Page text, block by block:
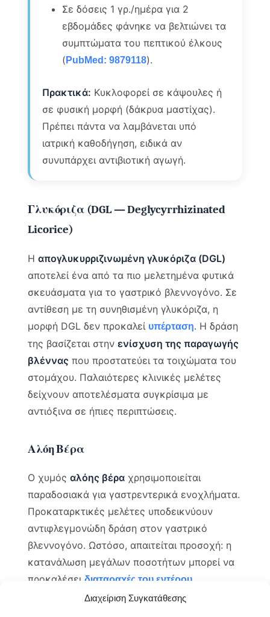
Διαχείριση Συγκατάθεσης
Σε δόσεις 1 γρ./ημέρα για 2
εβδομάδες φάνηκε να βελτιώνει τα
συμπτώματα του πεπτικού έλκους
( PubMed: 9879118).
Πρακτικά: Κυκλοφορεί σε κάψουλες ή
σε φυσική μορφή (δάκρυα μαστίχας).
Πρέπει πάντα να λαμβάνεται υπό
ιατρική καθοδήγηση, ειδικά αν
συνυπάρχει αντιβιοτική αγωγή.
Γλυκόριζα (DGL — Deglycyrrhizinated
Licorice)
Ηαπογλυκυρριζινωμένη γλυκόριζα (DGL)
αποτελεί ένα από τα πιο μελετημένα φυτικά
σκευάσματα για το γαστρικό βλεννογόνο. Σε
αντίθεση με τη συνηθισμένη γλυκόριζα, η
μορφή DGL δεν προκαλεί υπέρταση. Η δράση
της βασίζεται στηνενίσχυση της παραγωγής
βλέννας που προστατεύει τα τοιχώματα του
στομάχου. Παλαιότερες κλινικές μελέτες
δείχνουν αποτελέσματα συγκρίσιμα με
αντιόξινα σε ήπιες περιπτώσεις.
Αλόη Βέρα
Ο χυμόςαλόης βέρα χρησιμοποιείται
παραδοσιακά για γαστρεντερικά ενοχλήματα.
Προκαταρκτικές μελέτες υποδεικνύουν
αντιφλεγμονώδη δράση στον γαστρικό
βλεννογόνο. Ωστόσο, απαιτείται προσοχή: η
κατανάλωση μεγάλων ποσοτήτων μπορεί να
προκαλέσειδιαταραχές του εντέρου